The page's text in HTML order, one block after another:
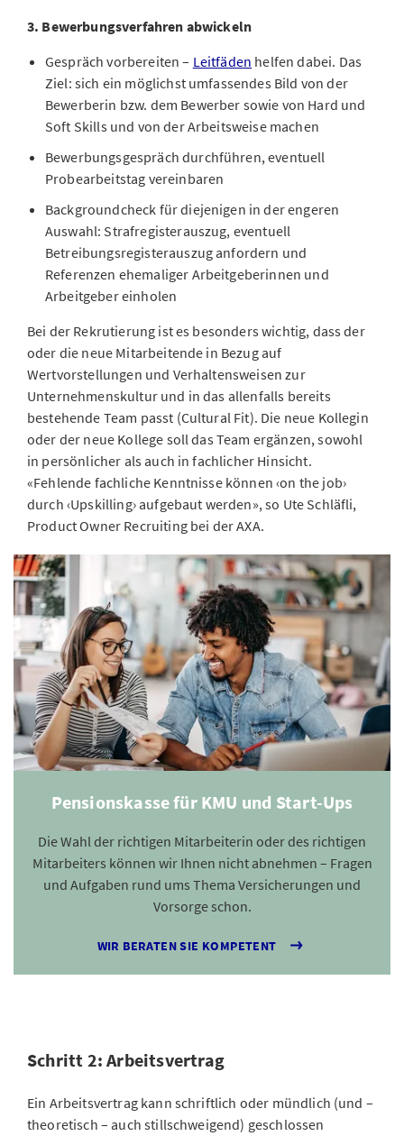
3. Bewerbungsverfahren abwickeln
Gespräch vorbereiten – Leitfäden helfen dabei. Das
Ziel: sich ein möglichst umfassendes Bild von der
Bewerberin bzw. dem Bewerber sowie von Hard und
Soft Skills und von der Arbeitsweise machen
Bewerbungsgespräch durchführen, eventuell
Probearbeitstag vereinbaren
Backgroundcheck für diejenigen in der engeren
Auswahl: Strafregisterauszug, eventuell
Betreibungsregisterauszug anfordern und
Referenzen ehemaliger Arbeitgeberinnen und
Arbeitgeber einholen
Bei der Rekrutierung ist es besonders wichtig, dass der
oder die neue Mitarbeitende in Bezug auf
Wertvorstellungen und Verhaltensweisen zur
Unternehmenskultur und in das allenfalls bereits
bestehende Team passt (Cultural Fit). Die neue Kollegin
oder der neue Kollege soll das Team ergänzen, sowohl
in persönlicher als auch in fachlicher Hinsicht.
«Fehlende fachliche Kenntnisse können ‹on the job›
durch ‹Upskilling› aufgebaut werden», so Ute Schläfli,
Product Owner Recruiting bei der AXA.
Pensionskasse für KMU und Start-Ups
Die Wahl der richtigen Mitarbeiterin oder des richtigen
Mitarbeiters können wir Ihnen nicht abnehmen – Fragen
und Aufgaben rund ums Thema Versicherungen und
Vorsorge schon.
WIR BERATEN SIE KOMPETENT
Schritt 2: Arbeitsvertrag
Ein Arbeitsvertrag kann schriftlich oder mündlich (und –
theoretisch – auch stillschweigend) geschlossen